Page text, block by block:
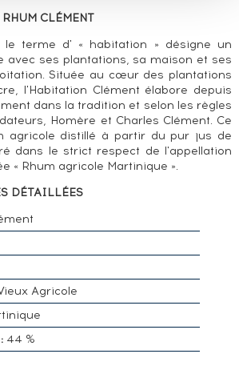
CLÉMENT
le terme d' « habitation » désigne un
avec ses plantations, sa maison et ses
Située au cœur des plantations
l'Habitation Clément élabore depuis
dans la tradition et selon les règles
Homère et Charles Clément. Ce
agricole distillé à partir du pur jus de
dans le strict respect de l'appellation
« Rhum agricole Martinique ».
DÉTAILLÉES
Agricole
44 %